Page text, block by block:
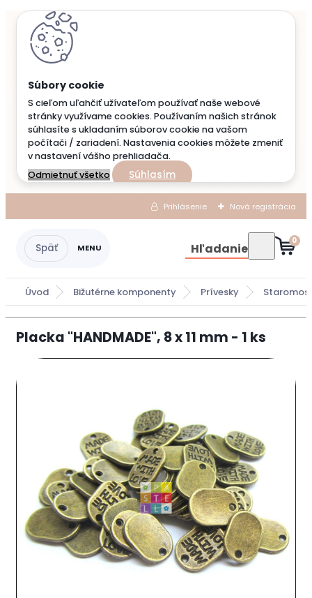
S cieľom uľahčiť užívateľom používať naše webové
stránky využívame cookies. Používaním našich stránok
súhlasíte s ukladaním súborov cookie na vašom
počítači / zariadení. Nastavenia cookies môžete zmeniť
v nastavení vášho prehliadača.
Odmietnuť všetko
Súhlasím
Prihlásenie Nová registrácia
Hľadanie 0
Úvod Bižutérne komponenty Prívesky
Placka "HANDMADE", 8 x 11 mm - 1 ks